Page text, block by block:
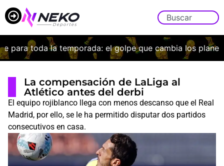
toda la temporada: el golpe que cambia los planes
La compensación de LaLiga al
Atlético antes del derbi
El equipo rojiblanco llega con menos descanso que el Real
Madrid, por ello, se le ha permitido disputar dos partidos
consecutivos en casa.